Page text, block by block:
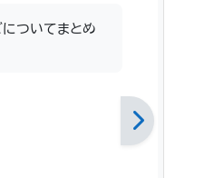
ついてまとめ